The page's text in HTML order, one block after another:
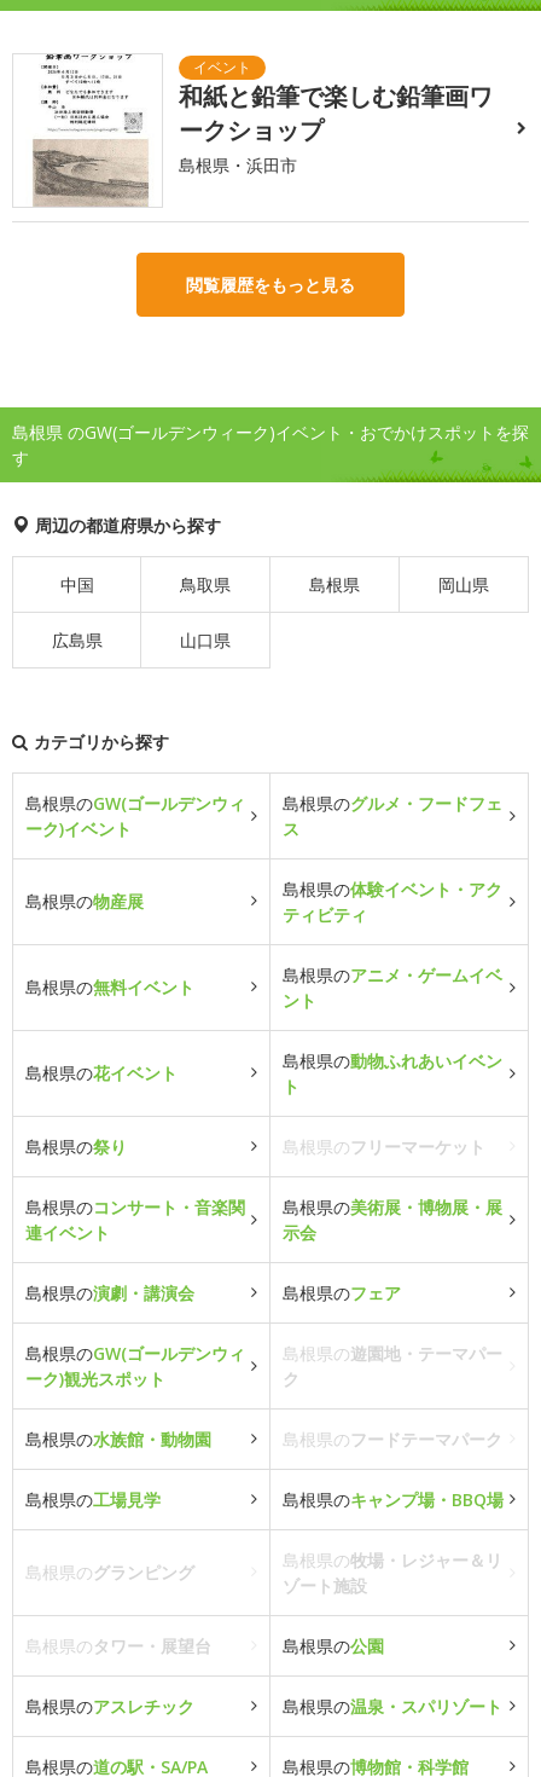
和紙と鉛筆で楽しむ鉛筆画ワ
ークショップ
島根県・浜田市
閲覧履歴をもっと見る
島根県 のGW(ゴールデンウィーク)イベント・おでかけスポットを探
す
周辺の都道府県から探す
中国 鳥取県 島根県 岡山県
広島県 山口県
カテゴリから探す
島根県のGW(ゴールデンウィ
ーク)イベント
島根県のグルメ・フードフェ
ス
島根県の物産展
島根県の体験イベント・アク
ティビティ
島根県の無料イベント
島根県のアニメ・ゲームイベ
ント
島根県の花イベント
島根県の動物ふれあいイベン
ト
島根県の祭り 島根県のフリーマーケット
島根県のコンサート・音楽関
連イベント
島根県の美術展・博物展・展
示会
島根県の演劇・講演会 島根県のフェア
島根県のGW(ゴールデンウィ
ーク)観光スポット
島根県の遊園地・テーマパー
ク
島根県の水族館・動物園 島根県のフードテーマパーク
島根県の工場見学 島根県のキャンプ場・BBQ場
島根県のグランピング
島根県の牧場・レジャー＆リ
ゾート施設
島根県のタワー・展望台 島根県の公園
島根県のアスレチック 島根県の温泉・スパリゾート
島根県の道の駅・SA/PA 島根県の博物館・科学館